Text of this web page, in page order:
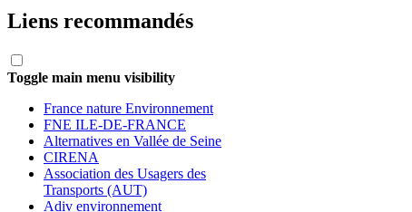
Liens recommandés
Toggle main menu visibility
France nature Environnement
FNE ILE-DE-FRANCE
Alternatives en Vallée de Seine
CIRENA
Association des Usagers des
Transports (AUT)
Adiv environnement